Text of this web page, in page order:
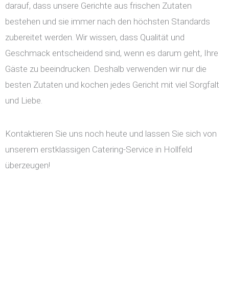
darauf, dass unsere Gerichte aus frischen Zutaten
bestehen und sie immer nach den höchsten Standards
zubereitet werden. Wir wissen, dass Qualität und
Geschmack entscheidend sind, wenn es darum geht, Ihre
Gäste zu beeindrucken. Deshalb verwenden wir nur die
besten Zutaten und kochen jedes Gericht mit viel Sorgfalt
und Liebe.
Kontaktieren Sie uns noch heute und lassen Sie sich von
unserem erstklassigen Catering-Service in Hollfeld
überzeugen!